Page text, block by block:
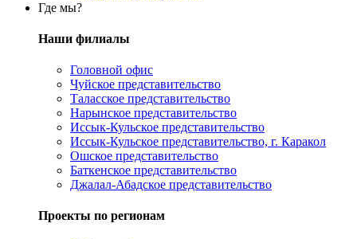
Где мы?
Наши филиалы
Головной офис
Чуйское представительство
Таласское представительство
Нарынское представительство
Иссык-Кульское представительство
Иссык-Кульское представительство, г. Каракол
Ошское представительство
Баткенское представительство
Джалал-Абадское представительство
Проекты по регионам